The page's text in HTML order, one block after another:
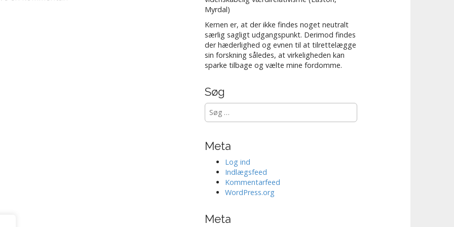
Myrdal)
Kernen er, at der ikke findes noget neutralt
særlig sagligt udgangspunkt. Derimod findes
der hæderlighed og evnen til at tilrettelægge
sin forskning således, at virkeligheden kan
sparke tilbage og vælte mine fordomme.
Søg
Søg
efter:
Meta
Log ind
Indlægsfeed
Kommentarfeed
WordPress.org
Meta